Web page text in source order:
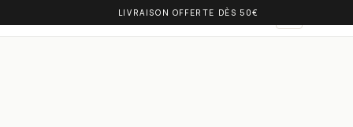
LIVRAISON OFFERTE DÈS 50€
OLIVIA BALM